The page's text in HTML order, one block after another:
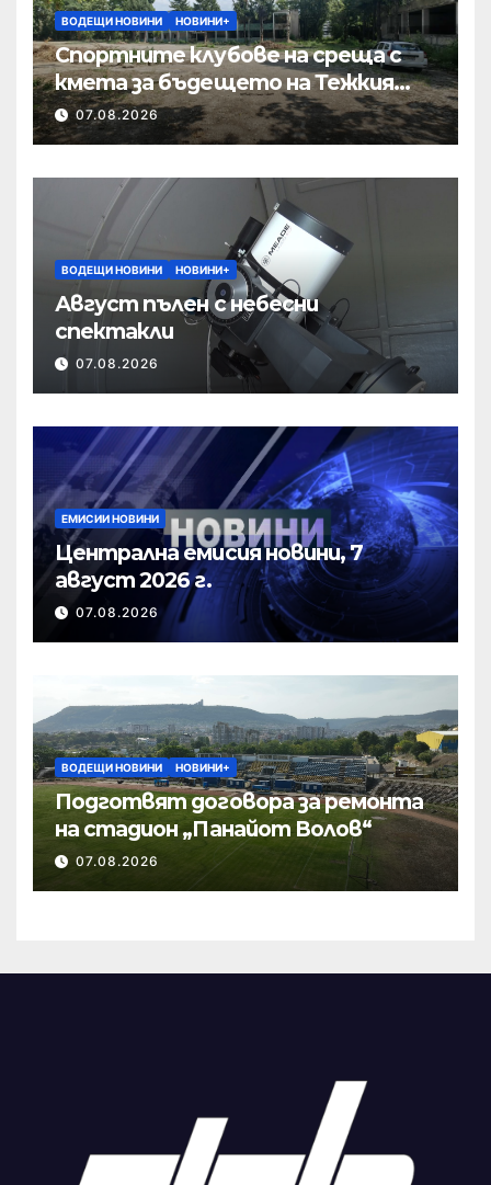
ВОДЕЩИ НОВИНИ НОВИНИ+
Спортните клубове на среща с
кмета за бъдещето на Тежкия
полк
07.08.2026
ВОДЕЩИ НОВИНИ НОВИНИ+
Август пълен с небесни
спектакли
07.08.2026
ЕМИСИИ НОВИНИ
Централна емисия новини, 7
август 2026 г.
07.08.2026
ВОДЕЩИ НОВИНИ НОВИНИ+
Подготвят договора за ремонта
на стадион „Панайот Волов“
07.08.2026